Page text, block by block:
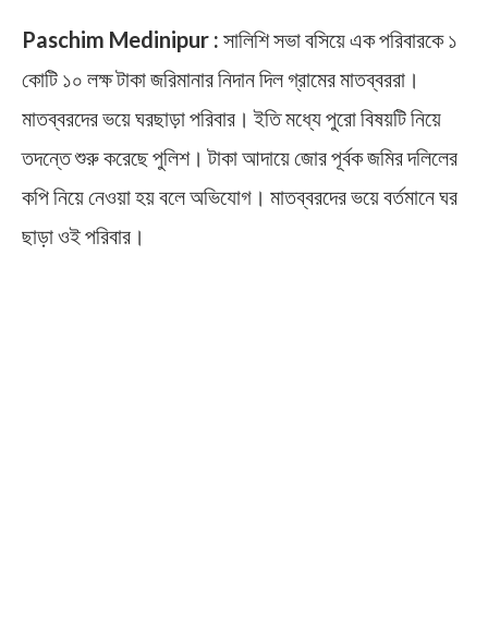
Paschim Medinipur : সালিশি সভা বসিয়ে এক পরিবারকে ১
কোটি ১০ লক্ষ টাকা জরিমানার নিদান দিল গ্রামের মাতব্বররা।
মাতব্বরদের ভয়ে ঘরছাড়া পরিবার। ইতি মধ্যে পুরো বিষয়টি নিয়ে
তদন্তে শুরু করেছে পুলিশ। টাকা আদায়ে জোর পূর্বক জমির দলিলের
কপি নিয়ে নেওয়া হয় বলে অভিযোগ। মাতব্বরদের ভয়ে বর্তমানে ঘর
ছাড়া ওই পরিবার।